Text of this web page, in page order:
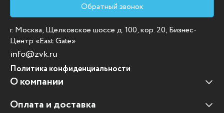
Обратный звонок
г. Москва, Щелковское шоссе д. 100, кор. 20, Бизнес-
Центр «East Gate»
info@zvk.ru
Политика конфиденциальности
О компании
Наши клиенты
Оплата и доставка